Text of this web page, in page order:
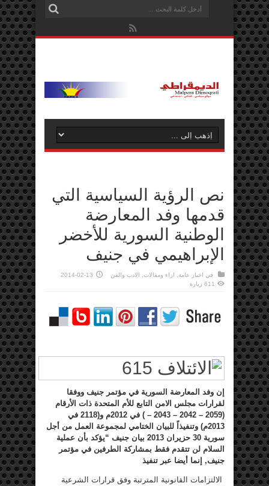
نص الرؤية السياسية التي
قدمها وفد المعارضة
الوطنية السورية للأخضر
الإبراهيمي في جنيف
في اخبار عامة اراء ومقالات الادب والفن
2014-02-13
611 زيارة
إن وفد المعارضة السورية في مؤتمر جنيف ووفقا
لقرارات مجلس الامن التابع للأم المتحدة ذات الأرقام
(2059 – 2042 – 2043 – ) في 2012م و(2118 في
2013م) وتنفيذاً للبيان الختامي لمجموعة العمل من أجل
سورية 30 حزيران 2013 بيان جنيف “يؤكد بأن عملية
السلام لن تتقدم فقط بمشاركة الطرفين في مؤتمر
جنيف, إنما أيضا عبر تنفيذ
الالتزامات القانونية المترتبة وفق قرارات الشرعية